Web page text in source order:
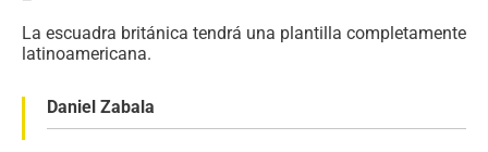
La escuadra británica tendrá una plantilla completamente
latinoamericana.
Daniel Zabala